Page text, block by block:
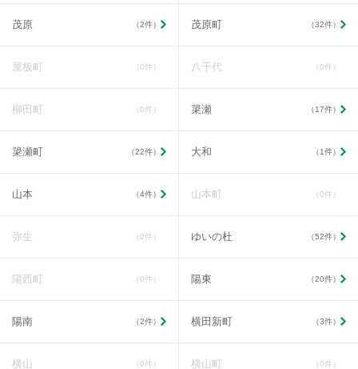
茂原 （2件） 茂原町 （32件）
屋板町 （0件） 八千代 （0件）
柳田町 （0件） 簗瀬 （17件）
簗瀬町 （22件） 大和 （1件）
山本 （4件） 山本町 （0件）
弥生 （0件） ゆいの杜 （52件）
陽西町 （0件） 陽東 （20件）
陽南 （2件） 横田新町 （3件）
横山 （0件） 横山町 （0件）